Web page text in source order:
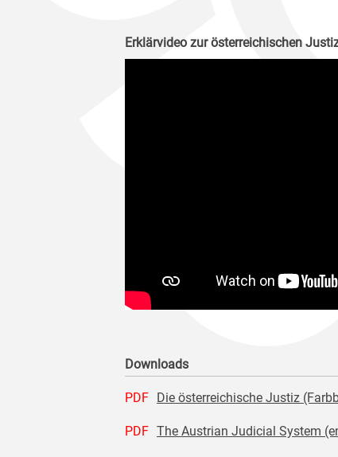
Erklärvideo zur österreichischen
Downloads
PDF Die österreichische Justiz
PDF The Austrian Judicial System